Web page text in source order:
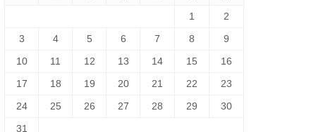
1
2
3
4 5 6 7 8
9
10
11 12 13 14 15
16
17
18 19 20 21 22
23
24
25 26 27 28 29
30
31